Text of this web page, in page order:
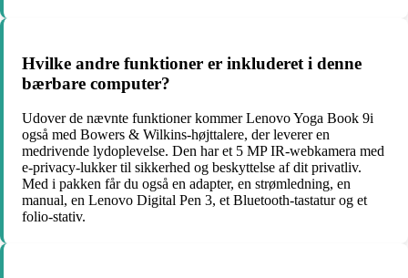
Hvilke andre funktioner er inkluderet i denne
bærbare computer?
Udover de nævnte funktioner kommer Lenovo Yoga Book 9i
også med Bowers & Wilkins-højttalere, der leverer en
medrivende lydoplevelse. Den har et 5 MP IR-webkamera med
e-privacy-lukker til sikkerhed og beskyttelse af dit privatliv.
Med i pakken får du også en adapter, en strømledning, en
manual, en Lenovo Digital Pen 3, et Bluetooth-tastatur og et
folio-stativ.